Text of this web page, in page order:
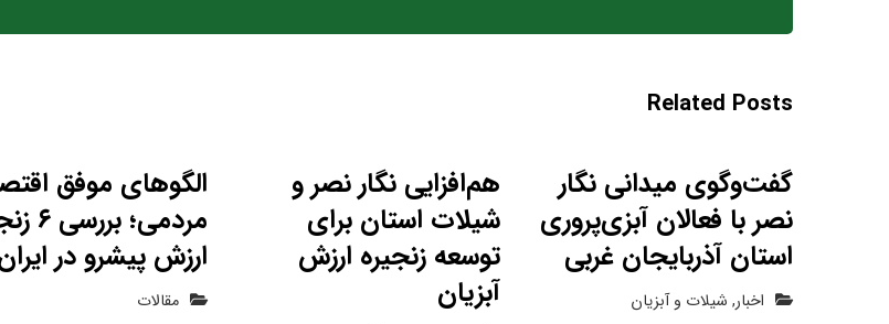
Related Posts
گفت‌وگوی میدانی نگار
نصر با فعالان آبزی‌پروری
استان آذربایجان غربی
اخبار, شیلات و آبزیان
هم‌افزایی نگار نصر و
شیلات استان برای
توسعه زنجیره ارزش
آبزیان
الگوهای موفق
مردمی؛
ارزش پیشرو در
مقالات